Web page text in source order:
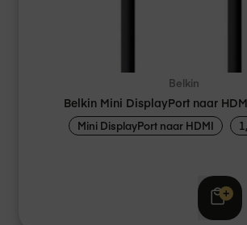
Belkin
Belkin Mini DisplayPort naar
Mini DisplayPort naar HDMI